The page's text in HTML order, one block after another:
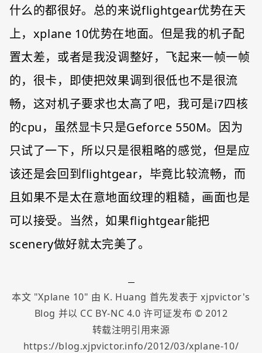
什么的都很好。总的来说flightgear优势在天
上，xplane 10优势在地面。但是我的机子配
置太差，或者是我没调整好，飞起来一帧一帧
的，很卡，即使把效果调到很低也不是很流
畅，这对机子要求也太高了吧，我可是i7四核
的cpu，虽然显卡只是Geforce 550M。因为
只试了一下，所以只是很粗略的感觉，但是应
该还是会回到flightgear，毕竟比较流畅，而
且如果不是太在意地面纹理的粗糙，画面也是
可以接受。当然，如果flightgear能把
scenery做好就太完美了。
本文 "Xplane 10" 由 K. Huang 首先发表于xjpvictor's
Blog 并以 CC BY-NC 4.0 许可证发布 © 2012
转载注明引用来源
https://blog.xjpvictor.info/2012/03/xplane-10/